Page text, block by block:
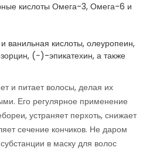
кислоты Омега-3, Омега-6 и
кислоты, олеуропеин,
(−)-эпикатехин, а также
и питает волосы, делая их
Его регулярное применение
устраняет перхоть, снижает
сечение кончиков. Не даром
в маску для волос